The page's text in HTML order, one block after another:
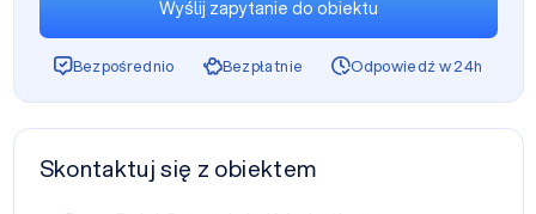
Wyślij zapytanie do obiektu
Bezpośrednio Bezpłatnie Odpowiedź w 24h
Skontaktuj się z obiektem